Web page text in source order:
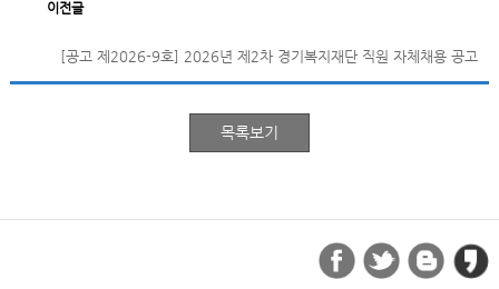
이전글
[공고 제2026-9호] 2026년 제2차 경기복지재단 직원 자체채용 공고